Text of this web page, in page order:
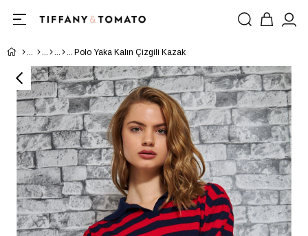
Polo Yaka Kalın Çizgili Kazak